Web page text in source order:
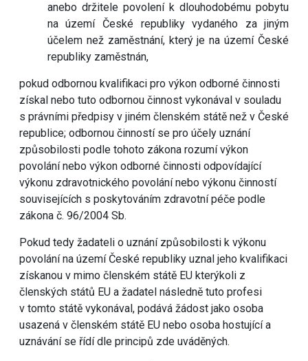
anebo držitele povolení k dlouhodobému pobytu
na území České republiky vydaného za jiným
účelem než zaměstnání, který je na území České
republiky zaměstnán,
pokud odbornou kvalifikaci pro výkon odborné činnosti
získal nebo tuto odbornou činnost vykonával v souladu
s právními předpisy v jiném členském státě než v České
republice; odbornou činností se pro účely uznání
způsobilosti podle tohoto zákona rozumí výkon
povolání nebo výkon odborné činnosti odpovídající
výkonu zdravotnického povolání nebo výkonu činností
souvisejících s poskytováním zdravotní péče podle
zákona č. 96/2004 Sb.
Pokud tedy žadateli o uznání způsobilosti k výkonu
povolání na území České republiky uznal jeho kvalifikaci
získanou v mimo členském státě EU kterýkoli z
členských států EU a žadatel následně tuto profesi
v tomto státě vykonával, podává žádost jako osoba
usazená v členském státě EU nebo osoba hostující a
uznávání se řídí dle principů zde uváděných.